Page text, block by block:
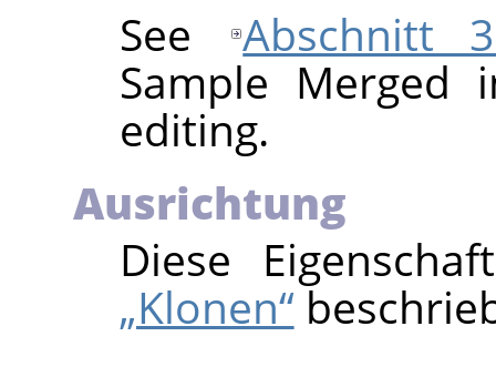
See
Abschnitt
Sample Merged
editing.
Ausrichtung
Diese
„Klonen“